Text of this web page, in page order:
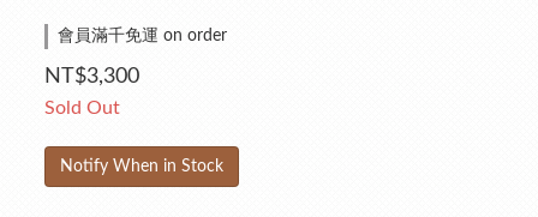
會員滿千免運 on order
NT$3,300
Sold Out
Notify When in Stock